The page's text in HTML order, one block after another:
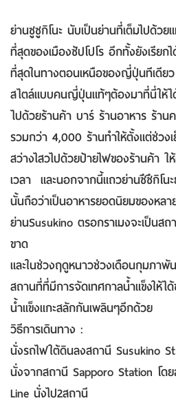
ย่านซูซูกิโนะ นับเป็นย่านที่เต็มไปด้วย
ที่สุดของเมืองซัปโปโร อีกทั้งยังเรีย
ที่สุดในทางตอนเหนือของญี่ปุ่นทีเดี
สไตล์แบบคนญี่ปุ่นแท้ๆต้องมาที่นี่ให้ไ
ไปด้วยร้านค้า บาร์ ร้านอาหาร ร้านค
รวมกว่า 4,000 ร้านทำให้ตั้งแต่ช่วง
สว่างไสวไปด้วยป้ายไฟของร้านค้า
เวลา และนอกจากนี้แถวย่านซึซึกิโน
นั้นถือว่าเป็นอาหารยอดนิยมของหล
ย่านSusukino ตรอกราเมงจะเป็นส
ขาด
และในช่วงฤดูหนาวช่วงเดือนกุมภาพั
สถานที่ที่มีการจัดเทศกาลน้ำแข็งให้ไ
น้ำแข็งแกะสลักกันเพลินๆอีกด้วย
วิธีการเดินทาง :
นั่งรถไฟใต้ดินลงสถานี Susukino
นั่งจากสถานี Sapporo Station โด
Line นั่งไป2สถานี